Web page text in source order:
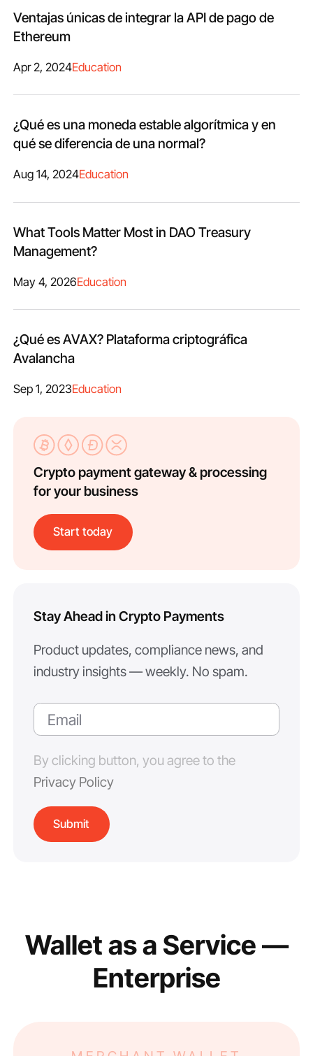
Ventajas únicas de integrar la API de pago de
Ethereum
Apr 2, 2024Education
¿Qué es una moneda estable algorítmica y en
qué se diferencia de una normal?
Aug 14, 2024Education
What Tools Matter Most in DAO Treasury
Management?
May 4, 2026Education
¿Qué es AVAX? Plataforma criptográfica
Avalancha
Sep 1, 2023Education
Crypto payment gateway & processing
for your business
Start today
Stay Ahead in Crypto Payments
Product updates, compliance news, and
industry insights — weekly. No spam.
By clicking button, you agree to the
Privacy Policy
Wallet as a Service —
Enterprise